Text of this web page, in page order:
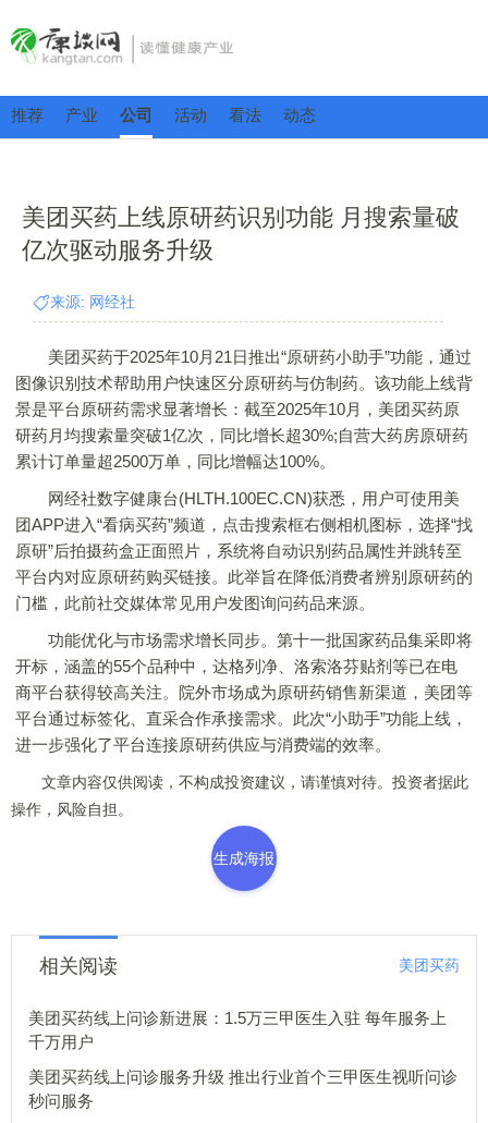
推荐 产业 公司 活动 看法 动态
美团买药上线原研药识别功能 月搜索量破
亿次驱动服务升级​
来源: 网经社
美团买药于2025年10月21日推出“原研药小助手”功能，通过
图像识别技术帮助用户快速区分原研药与仿制药。该功能上线背
景是平台原研药需求显著增长：截至2025年10月，美团买药原
研药月均搜索量突破1亿次，同比增长超30%;自营大药房原研药
累计订单量超2500万单，同比增幅达100%。
网经社数字健康台(HLTH.100EC.CN)获悉，用户可使用美
团APP进入“看病买药”频道，点击搜索框右侧相机图标，选择“找
原研”后拍摄药盒正面照片，系统将自动识别药品属性并跳转至
平台内对应原研药购买链接。此举旨在降低消费者辨别原研药的
门槛，此前社交媒体常见用户发图询问药品来源。
功能优化与市场需求增长同步。第十一批国家药品集采即将
开标，涵盖的55个品种中，达格列净、洛索洛芬贴剂等已在电
商平台获得较高关注。院外市场成为原研药销售新渠道，美团等
平台通过标签化、直采合作承接需求。此次“小助手”功能上线，
进一步强化了平台连接原研药供应与消费端的效率。
文章内容仅供阅读，不构成投资建议，请谨慎对待。投资者据此
操作，风险自担。
生成海报
相关阅读 美团买药
美团买药线上问诊新进展：1.5万三甲医生入驻 每年服务上
千万用户
美团买药线上问诊服务升级 推出行业首个三甲医生视听问诊
秒问服务